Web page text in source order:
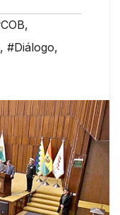
,
, #Diálogo,